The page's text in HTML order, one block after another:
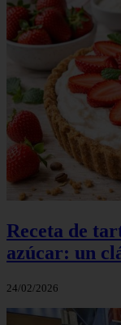
Receta de
azúcar: un
24/02/2026